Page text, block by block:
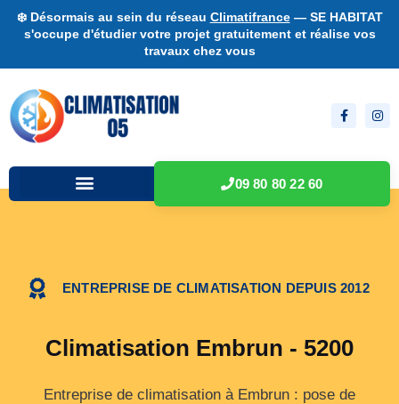
❄️ Désormais au sein du réseau Climatifrance— SE HABITAT
s'occupe d'étudier votre projet gratuitement et réalise vos
travaux chez vous
09 80 80 22 60
ENTREPRISE DE CLIMATISATION DEPUIS 2012
Climatisation Embrun - 5200
Entreprise de climatisation à Embrun : pose de